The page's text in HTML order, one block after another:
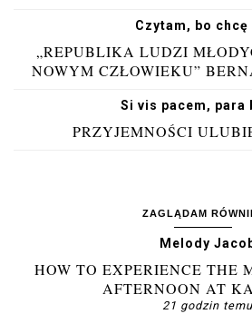
Czytam, bo chcę
„REPUBLIKA LUDZI
NOWYM CZŁOWIEKU”
Si vis pacem, para
PRZYJEMNOŚCI
ZAGLĄDAM
Melody
HOW TO EXPERIENCE THE
AFTERNOON AT
21 godzin temu